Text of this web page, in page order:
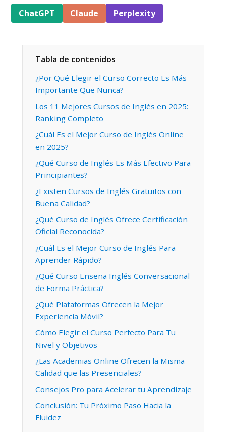
ChatGPT Claude Perplexity
Tabla de contenidos
¿Por Qué Elegir el Curso Correcto Es Más
Importante Que Nunca?
Los 11 Mejores Cursos de Inglés en 2025:
Ranking Completo
¿Cuál Es el Mejor Curso de Inglés Online
en 2025?
¿Qué Curso de Inglés Es Más Efectivo Para
Principiantes?
¿Existen Cursos de Inglés Gratuitos con
Buena Calidad?
¿Qué Curso de Inglés Ofrece Certificación
Oficial Reconocida?
¿Cuál Es el Mejor Curso de Inglés Para
Aprender Rápido?
¿Qué Curso Enseña Inglés Conversacional
de Forma Práctica?
¿Qué Plataformas Ofrecen la Mejor
Experiencia Móvil?
Cómo Elegir el Curso Perfecto Para Tu
Nivel y Objetivos
¿Las Academias Online Ofrecen la Misma
Calidad que las Presenciales?
Consejos Pro para Acelerar tu Aprendizaje
Conclusión: Tu Próximo Paso Hacia la
Fluidez